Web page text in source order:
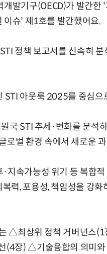
발기구(OECD)가 발간
이슈' 제1호를 발간했어요.
정책 보고서를 신속히
STI 아웃룩 2025를 중심으
국 STI 추세·변화를 분석
로벌 환경 속에서 새로운
지속가능성 위기 등 복합
력, 포용성, 책임성을 강
△최상위 정책 거버넌스
(4장) △기술융합의 의미